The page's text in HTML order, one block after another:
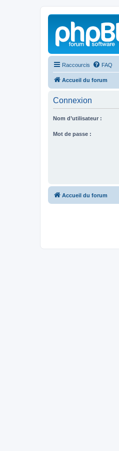
Raccourcis FAQ
Accueil du forum
Connexion
Nom d’utilisateur :
Mot de passe :
Accueil du forum